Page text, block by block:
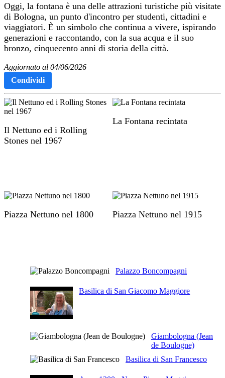
Oggi, la fontana è una delle attrazioni turistiche più visitate
di Bologna, un punto d'incontro per studenti, cittadini e
viaggiatori. È un simbolo che continua a vivere, ispirando
generazioni e raccontando, con la sua acqua e il suo
bronzo, cinquecento anni di storia della città.
Aggiornato al 04/06/2026
Condividi
Il Nettuno ed i Rolling
Stones nel 1967
La Fontana recintata
Piazza Nettuno nel 1800 Piazza Nettuno nel 1915
Palazzo Boncompagni
Basilica di San Giacomo Maggiore
Giambologna (Jean
de Boulogne)
Basilica di San Francesco